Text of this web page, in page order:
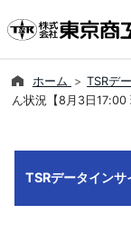
ホーム TSRデ
ん状況【8月3日17:00
TSRデータインサ